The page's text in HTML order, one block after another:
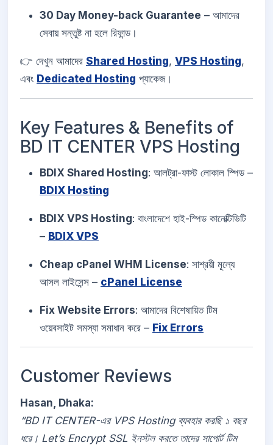
30 Day Money-back Guarantee – আমাদের
সেবায় সন্তুষ্ট না হলে রিফান্ড।
👉 দেখুন আমাদের Shared Hosting, VPS Hosting,
এবং Dedicated Hosting প্যাকেজ।
Key Features & Benefits of
BD IT CENTER VPS Hosting
BDIX Shared Hosting: আলট্রা-ফাস্ট লোকাল স্পিড –
BDIX Hosting
BDIX VPS Hosting: বাংলাদেশে হাই-স্পিড কানেক্টিভিটি
– BDIX VPS
Cheap cPanel WHM License: সাশ্রয়ী মূল্যে
আসল লাইসেন্স – cPanel License
Fix Website Errors: আমাদের বিশেষায়িত টিম
ওয়েবসাইট সমস্যা সমাধান করে – Fix Errors
Customer Reviews
Hasan, Dhaka:
“BD IT CENTER-এর VPS Hosting ব্যবহার করছি ১ বছর
ধরে। Let’s Encrypt SSL ইনস্টল করতে তাদের সাপোর্ট টিম